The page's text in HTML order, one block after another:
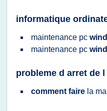
informatique
maintenance pc
maintenance pc
probleme d arret de
comment faire la